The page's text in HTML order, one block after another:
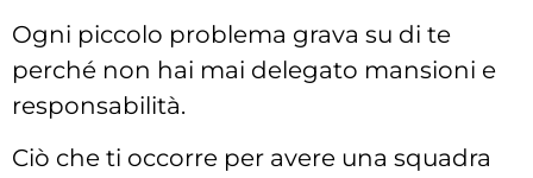
Ogni piccolo problema grava su di te
perché non hai mai delegato mansioni e
responsabilità.
Ciò che ti occorre per avere una squadra